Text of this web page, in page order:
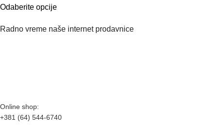
Odaberite opcije
Radno vreme naše internet prodavnice
Online shop:
+381 (64) 544-6740